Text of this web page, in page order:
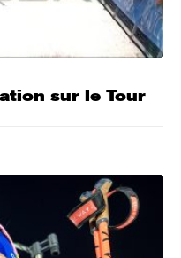
sur le Tour